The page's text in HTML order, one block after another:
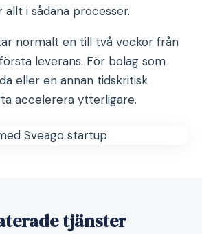
i sådana processer.
normalt en till två veckor från
leverans. För bolag som
eller en annan tidskritisk
accelerera ytterligare.
tjänster